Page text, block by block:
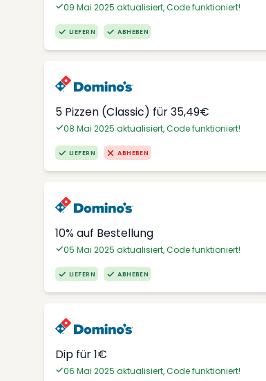
09 Mai 2025 aktualisiert, Code funktioniert!
LIEFERN ABHEBEN
5 Pizzen (Classic) für 35,49€
08 Mai 2025 aktualisiert, Code funktioniert!
LIEFERN ABHEBEN
10% auf Bestellung
05 Mai 2025 aktualisiert, Code funktioniert!
LIEFERN ABHEBEN
Dip für 1€
06 Mai 2025 aktualisiert, Code funktioniert!